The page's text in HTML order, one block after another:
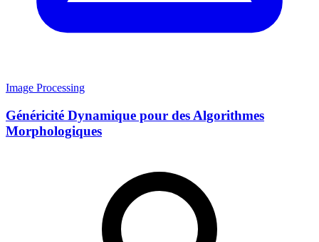
Image Processing
Généricité Dynamique pour des Algorithmes
Morphologiques